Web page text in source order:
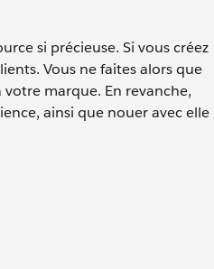
si précieuse. Si vous créez
Vous ne faites alors que
marque. En revanche,
ainsi que nouer avec elle